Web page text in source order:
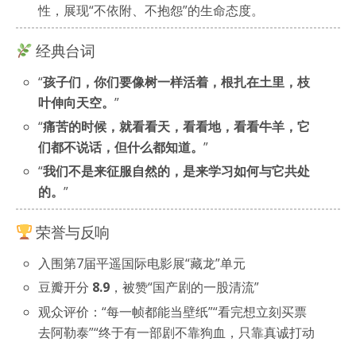
性，展现“不依附、不抱怨”的生命态度。
经典台词
“孩子们，你们要像树一样活着，根扎在土里，枝
叶伸向天空。”
“痛苦的时候，就看看天，看看地，看看牛羊，它
们都不说话，但什么都知道。”
“我们不是来征服自然的，是来学习如何与它共处
的。”
荣誉与反响
入围第7届平遥国际电影展“藏龙”单元
豆瓣开分 8.9 ，被赞“国产剧的一股清流”
观众评价：“每一帧都能当壁纸”“看完想立刻买票
去阿勒泰”“终于有一部剧不靠狗血，只靠真诚打动